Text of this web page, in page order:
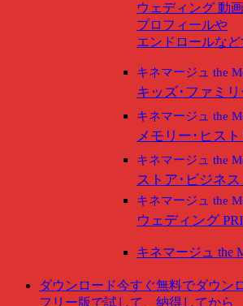
ウェディング 動
プロフィールや
エンドロールな
キネマージュ the
キッズ･ファミ
キネマージュ the
メモリー･ヒス
キネマージュ the
ストア･ビジネ
キネマージュ the
ウェディング
キネマージュ the
ダウンロード今すぐ無料でダウン
フリー版で試して、納得してから